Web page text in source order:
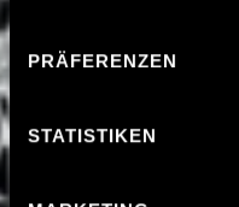
Cookies auf unseren
zugleich gem. Art. 49
werden. Die USA
PRÄFERENZEN
STATISTIKEN